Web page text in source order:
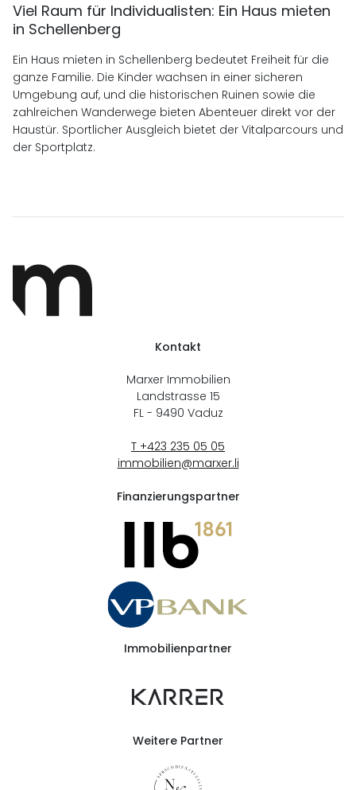
Viel Raum für Individualisten: Ein Haus mieten
in Schellenberg
Ein Haus mieten in Schellenberg bedeutet Freiheit für die
ganze Familie. Die Kinder wachsen in einer sicheren
Umgebung auf, und die historischen Ruinen sowie die
zahlreichen Wanderwege bieten Abenteuer direkt vor der
Haustür. Sportlicher Ausgleich bietet der Vitalparcours und
der Sportplatz.
Kontakt
Marxer Immobilien
Landstrasse 15
FL - 9490 Vaduz
T +423 235 05 05
immobilien@marxer.li
Finanzierungspartner
Immobilienpartner
Weitere Partner